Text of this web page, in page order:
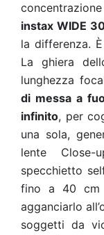
instax WIDE
la differenza.
La ghiera
lunghezza
di messa a
infinito, per
una sola,
lente
specchietto
fino a 40 cm
agganciarlo
soggetti da